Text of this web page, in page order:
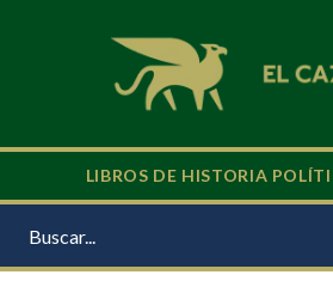
LIBROS DE HISTORIA